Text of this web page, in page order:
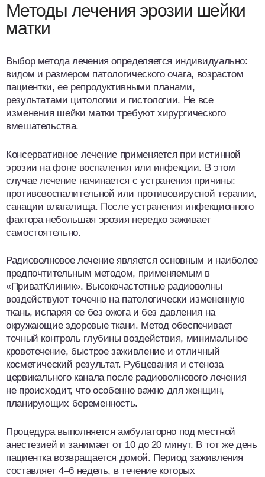
Методы лечения эрозии шейки
матки
Выбор метода лечения определяется индивидуально:
видом и размером патологического очага, возрастом
пациентки, ее репродуктивными планами,
результатами цитологии и гистологии. Не все
изменения шейки матки требуют хирургического
вмешательства.
Консервативное лечение применяется при истинной
эрозии на фоне воспаления или инфекции. В этом
случае лечение начинается с устранения причины:
противовоспалительной или противовирусной терапии,
санации влагалища. После устранения инфекционного
фактора небольшая эрозия нередко заживает
самостоятельно.
Радиоволновое лечение является основным и наиболее
предпочтительным методом, применяемым в
«ПриватКлиник». Высокочастотные радиоволны
воздействуют точечно на патологически измененную
ткань, испаряя ее без ожога и без давления на
окружающие здоровые ткани. Метод обеспечивает
точный контроль глубины воздействия, минимальное
кровотечение, быстрое заживление и отличный
косметический результат. Рубцевания и стеноза
цервикального канала после радиоволнового лечения
не происходит, что особенно важно для женщин,
планирующих беременность.
Процедура выполняется амбулаторно под местной
анестезией и занимает от 10 до 20 минут. В тот же день
пациентка возвращается домой. Период заживления
составляет 4–6 недель, в течение которых